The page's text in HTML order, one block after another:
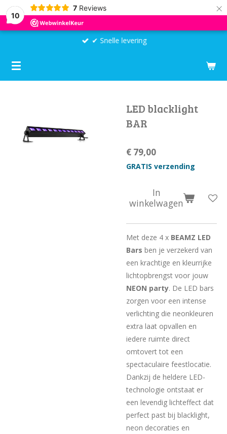
10
7 Reviews ×
✔ Snelle levering
LED blacklight
BAR
€ 79,00
GRATIS verzending
In
winkelwagen
Met deze 4 x BEAMZ LED
Bars ben je verzekerd van
een krachtige en kleurrijke
lichtopbrengst voor jouw
NEON party. De LED bars
zorgen voor een intense
verlichting die neonkleuren
extra laat opvallen en
iedere ruimte direct
omtovert tot een
spectaculaire feestlocatie.
Dankzij de heldere LED-
technologie ontstaat er
een levendig lichteffect dat
perfect past bij blacklight,
neon decoraties en